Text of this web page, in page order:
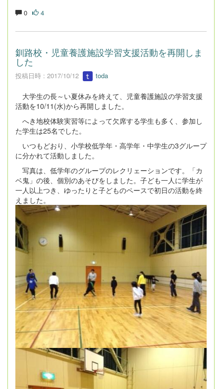
0 4
釧路校・児童養護施設学習支援活動を再開しま
した
投稿日時 : 2017/10/12 toda
大学生の長～い夏休みを終えて、児童養護施設の学習支援
活動を10/11(水)から再開しました。
へき地校体験実習等によって欠席する学生も多く、参加し
た学生は25名でした。
いつもどおり、小学校低学年・高学年・中学生の3グループ
に分かれて活動しました。
写真は、低学年のグループのレクリェーションです。「カ
ベ鬼」の後、個別のあそびをしました。子ども一人に学生が
一人以上つき、ゆったりと子どものペースで初日の活動を終
えました。